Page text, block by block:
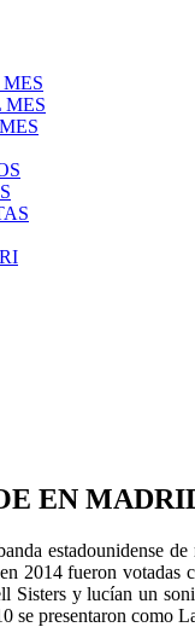
EN
estadounidense
2014 fueron votadas
Sisters y lucían un
se presentaron como